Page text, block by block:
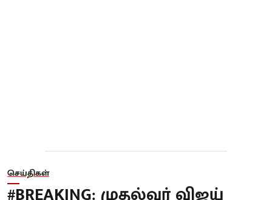
செய்திகள்